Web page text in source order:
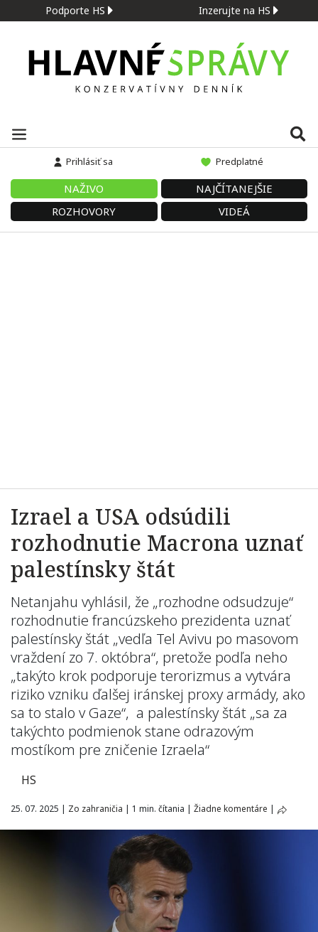
Podporte HS Inzerujte na HS
Prihlásiť sa Predplatné
NAŽIVO
NAJČÍTANEJŠIE
ROZHOVORY
VIDEÁ
Izrael a USA odsúdili
rozhodnutie Macrona uznať
palestínsky štát
Netanjahu vyhlásil, že „rozhodne odsudzuje“
rozhodnutie francúzskeho prezidenta uznať
palestínsky štát „vedľa Tel Avivu po masovom
vraždení zo 7. októbra“, pretože podľa neho
„takýto krok podporuje terorizmus a vytvára
riziko vzniku ďalšej iránskej proxy armády, ako
sa to stalo v Gaze“, a palestínsky štát „sa za
takýchto podmienok stane odrazovým
mostíkom pre zničenie Izraela“
HS
25. 07. 2025 | Zo zahraničia | 1 min. čítania | Žiadne komentáre |